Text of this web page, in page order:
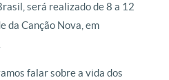
será realizado de 8 a 12
da Canção Nova, em
falar sobre a vida dos